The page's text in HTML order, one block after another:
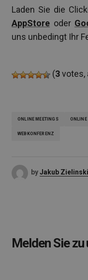
Laden Sie die
AppStore oder
uns unbedingt Ihr
(3votes,
ONLINE MEETINGS ONLINE
WEBKONFERENZ
byJakub Zielinski
Melden Sie